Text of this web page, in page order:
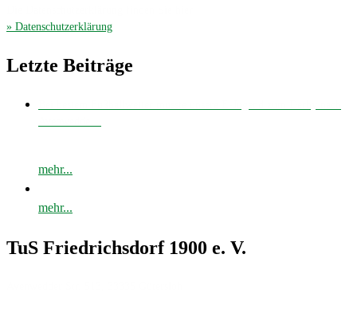
» Datenschutzerklärung
Letzte Beiträge
mehr...
mehr...
TuS Friedrichsdorf 1900 e. V.